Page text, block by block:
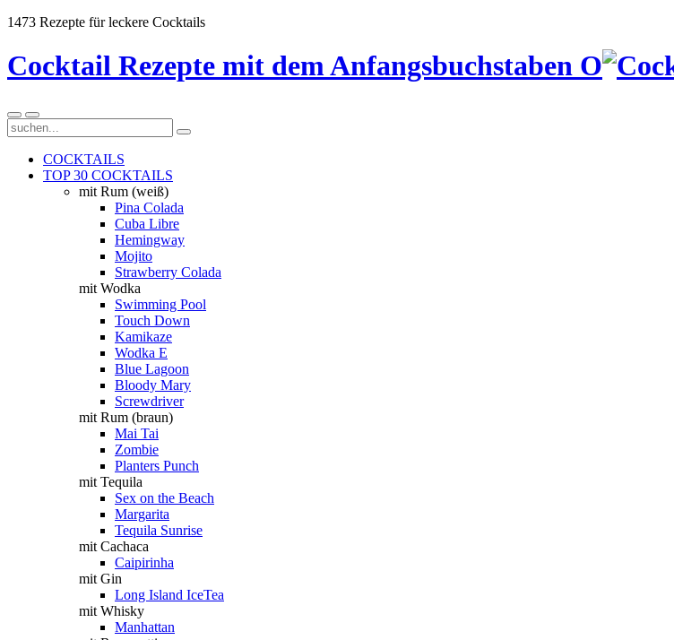
1473 Rezepte für leckere Cocktails
Cocktail Rezepte mit dem Anfangsbuchstaben O
COCKTAILS
TOP 30 COCKTAILS
mit Rum (weiß)
Pina Colada
Cuba Libre
Hemingway
Mojito
Strawberry Colada
mit Wodka
Swimming Pool
Touch Down
Kamikaze
Wodka E
Blue Lagoon
Bloody Mary
Screwdriver
mit Rum (braun)
Mai Tai
Zombie
Planters Punch
mit Tequila
Sex on the Beach
Margarita
Tequila Sunrise
mit Cachaca
Caipirinha
mit Gin
Long Island IceTea
mit Whisky
Manhattan